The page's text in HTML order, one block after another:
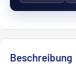
Beschreibung